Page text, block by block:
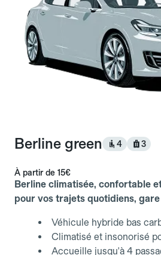
Berline green 4 3
À partir de 15€
Berline climatisée, confortable
pour vos trajets quotidiens,
Véhicule hybride bas
Climatisé et insonorisé
Accueille jusqu'à 4